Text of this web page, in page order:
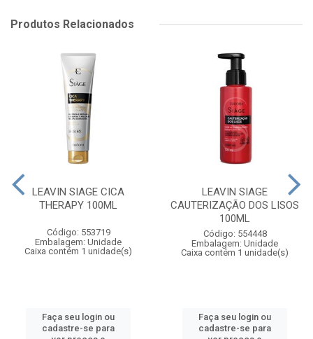
Produtos Relacionados
LEAVIN SIAGE CICA
THERAPY 100ML
Código: 553719
Embalagem: Unidade
Caixa contém 1 unidade(s)
Faça seu login ou
cadastre-se para
LEAVIN SIAGE
CAUTERIZAÇÃO DOS LISOS
100ML
Código: 554448
Embalagem: Unidade
Caixa contém 1 unidade(s)
Faça seu login ou
cadastre-se para